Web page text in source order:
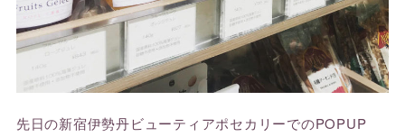
先日の新宿伊勢丹ビューティアポセカリーでのPOPUP